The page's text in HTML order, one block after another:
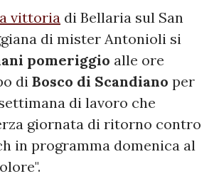
vittoria di Bellaria sul San
di mister Antonioli si
pomeriggio alle ore
di Bosco di Scandiano per
di lavoro che
giornata di ritorno contro
in programma domenica al